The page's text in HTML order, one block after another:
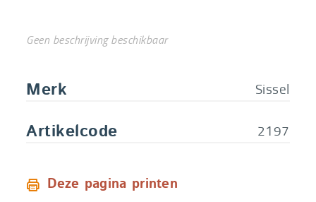
Geen beschrijving beschikbaar
Merk Sissel
Artikelcode 2197
Deze pagina printen